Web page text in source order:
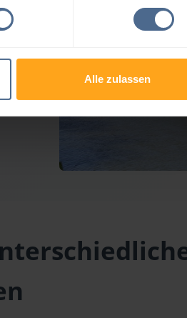
Alle zulassen